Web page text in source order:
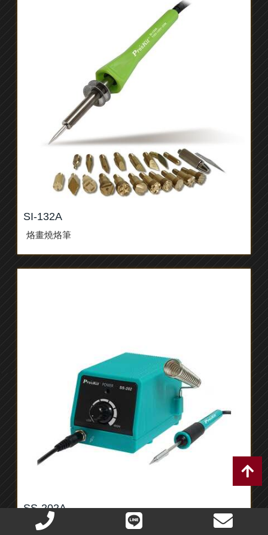
SI-132A
烙畫燒烙筆
SS-202A
迷你焊台